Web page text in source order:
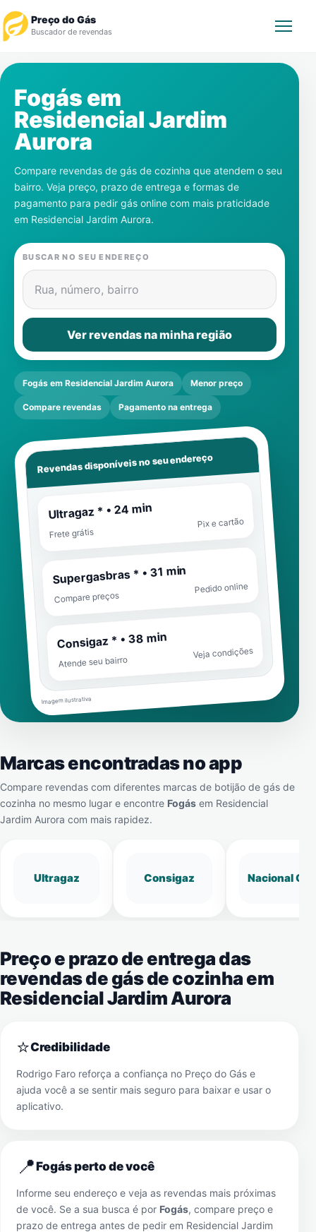
Preço do Gás
Buscador de revendas
Revendedor
Notícias
Cadastre-se
Gás
Contatos
Fogás em
Residencial Jardim
Aurora
Compare revendas de gás de cozinha que atendem o seu
bairro. Veja preço, prazo de entrega e formas de
pagamento para pedir gás online com mais praticidade
em Residencial Jardim Aurora.
BUSCAR NO SEU ENDEREÇO
Rua, número, bairro
Ver revendas na minha região
Fogás em Residencial Jardim Aurora Menor preço
Compare revendas Pagamento na entrega
Revendas disponíveis no seu endereço
Ultragaz * • 24 min
Frete grátis
Pix e cartão
Supergasbras * • 31 min
Compare preços
Pedido online
Consigaz * • 38 min
Atende seu bairro
Veja condições
Imagem ilustrativa
Marcas encontradas no app
Compare revendas com diferentes marcas de botijão de gás de
cozinha no mesmo lugar e encontre Fogás em Residencial
Jardim Aurora com mais rapidez.
Ultragaz Consigaz Nacional Gás
Preço e prazo de entrega das
revendas de gás de cozinha em
Residencial Jardim Aurora
⭐Credibilidade
Rodrigo Faro reforça a confiança no Preço do Gás e
ajuda você a se sentir mais seguro para baixar e usar o
aplicativo.
📍Fogás perto de você
Informe seu endereço e veja as revendas mais próximas
de você. Se a sua busca é por Fogás, compare preço e
prazo de entrega antes de pedir em Residencial Jardim